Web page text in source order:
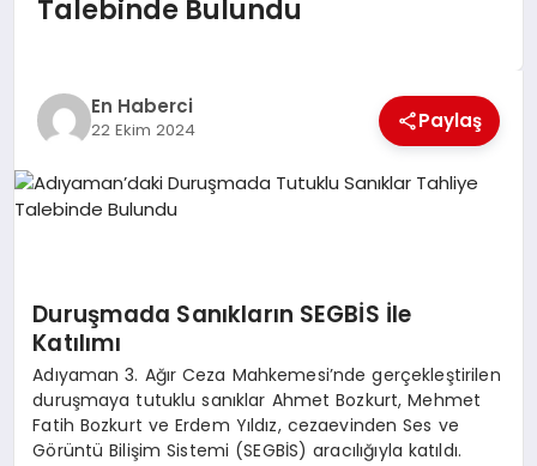
MAGAZIN
EKONOMI
EĞITIM
Talebinde Bulundu
En Haberci
22 Ekim 2024 Paylaş
Duruşmada Sanıkların SEGBİS İle
Katılımı
Adıyaman 3. Ağır Ceza Mahkemesi’nde gerçekleştirilen
duruşmaya tutuklu sanıklar Ahmet Bozkurt, Mehmet
Fatih Bozkurt ve Erdem Yıldız, cezaevinden Ses ve
Görüntü Bilişim Sistemi (SEGBİS) aracılığıyla katıldı.